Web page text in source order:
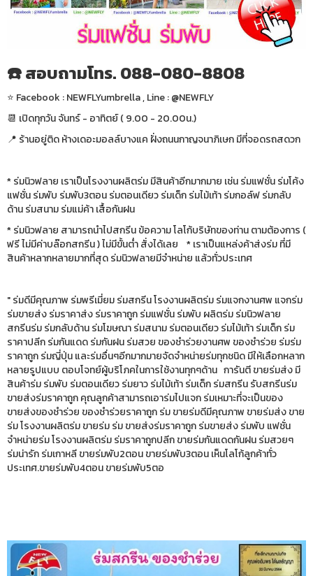
☎️ สอบถามโทร. 088-080-8808
⭐️ Facebook : NEWFLYumbrella , Line : @NEWFLY
📆 เปิดทุกวัน จันทร์ - อาทิตย์ ( 9.00 - 20.00น.)
📍 ร้านอยู่ติด ห้างเดอะมอลล์บางแค ฝั่งถนนกาญจนาภิเษก มีที่จอดรถสดวก
* ร่มนิวฟลาย เราเป็นโรงงานผลิตร่ม มีสินค้าอีกมากมาย เช่น ร่มแฟชั่น ร่มโค้ง
แฟชั่น ร่มพับ ร่มพับ3ตอน ร่มตอนเดียว ร่มเด็ก ร่มไม้เท้า ร่มกอล์ฟ ร่มกลับ
ด้าน ร่มสนาม ร่มแม่ค้า เสื้อกันฝน
* ร่มนิวฟลาย สามารถนำไปสกรีน ข้อความ โลโก้บริษัทของท่าน ตามต้องการ (
ฟรี ไม่มีค่าบล๊อกสกรีน ) ไม่มีขั้นต่ำ สั่งได้เลย * เราเป็นแหล่งค้าส่งร่ม ที่มี
สินค้าหลากหลายมากที่สุด ร่มนิวฟลายมีจำหน่าย แล้วทั่วประเทศ
" ร่มดีมีคุณภาพ ร่มพรีเมี่ยม ร่มสกรีน โรงงานผลิตร่ม ร่มแจกงานศพ แจกร่ม
ร่มขายส่ง ร่มราคาส่ง ร่มราคาถูก ร่มแฟชั่น ร่มพับ ผลิตร่ม ร่มนิวฟลาย
สกรีนร่ม ร่มกลับด้าน ร่มโฆษณา ร่มสนาม ร่มตอนเดียว ร่มไม้เท้า ร่มเด็ก ร่ม
ราคาปลีก ร่มกันแดด ร่มกันฝน ร่มสวย ของชำร่วยงานศพ ของชำร่วย ร่มร่ม
ราคาถูก ร่มญี่ปุ่น และร่มอื่นๆอีกมากมายจัดจำหน่ายร่มทุกชนิด มีให้เลือกหลาก
หลายรูปแบบ ตอบโจทย์ผู้บริโภคในการใช้งานทุกๆด้าน การันตี ขายร่มส่ง มี
สินค้าร่ม ร่มพับ ร่มตอนเดียว ร่มยาว ร่มไม้เท้า ร่มเด็ก ร่มสกรีน รับสกรีนร่ม
ขายส่งร่มราคาถูก คุณลูกค้าสามารถเอาร่มไปแจก ร่มเหมาะที่จะเป็นของ
ขายส่งของชำร่วย ของชำร่วยราคาถูก ร่ม ขายร่มดีมีคุณภาพ ขายร่มส่ง ขาย
ร่ม โรงงานผลิตร่ม ขายร่ม ร่ม ขายส่งร่มราคาถูก ร่มขายส่ง ร่มพับ แฟชั่น
จำหน่ายร่ม โรงงานผลิตร่ม ร่มราคาถูกปลีก ขายร่มกันแดดกันฝน ร่มสวยๆ
ร่มน่ารัก ร่มเกาหลี ขายร่มพับ2ตอน ขายร่มพับ3ตอน เห็นโลโก้ลูกค้าทั่ว
ประเทศ.ขายร่มพับ4ตอน ขายร่มพับ5ตอ